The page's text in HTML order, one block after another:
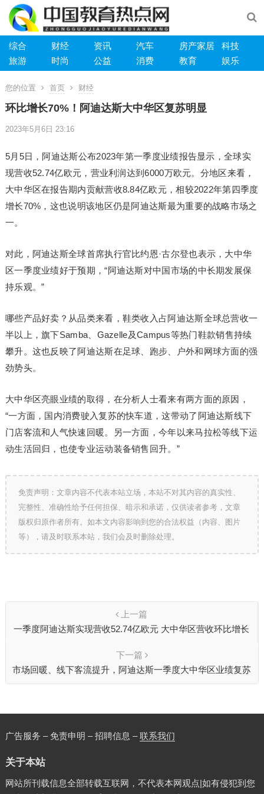
综合 财经 资讯 汽车 房产家居
科技
旅游
时尚 公益 消费 教育 娱乐
您的位置 首页 财经
环比增长70%！阿迪达斯大中华区复苏明显
2023年5月6日 23:16
5月5日，阿迪达斯公布2023年第一季度业绩报告显示，全球实
现营收52.74亿欧元，营业利润达到6000万欧元。分地区来看，
大中华区在报告期内贡献营收8.84亿欧元，相较2022年第四季度
增长70%，这也说明该地区仍是阿迪达斯最为重要的战略市场之
一。
对此，阿迪达斯全球首席执行官比约恩·古尔登也表示，大中华
区一季度业绩好于预期，“阿迪达斯对中国市场的中长期发展保
持乐观。”
哪些产品好卖？从品类来看，鞋类收入占阿迪达斯全球总营收一
半以上，旗下Samba、Gazelle及Campus等热门鞋款销售持续
攀升。这也反映了阿迪达斯在足球、跑步、户外和网球方面的强
劲势头。
大中华区亮眼业绩的取得，在分析人士看来有两方面的原因，
“一方面，国内消费驶入复苏的快车道，这带动了阿迪达斯线下
门店客流和人气快速回暖。另一方面，今年以来马拉松等线下运
动生活回归，也使专业运动装备销售回升。”
免责声明：文章内容不代表本站立场，本站不对其内容的真实性、
完整性、准确性给予任何担保、暗示和承诺，仅供读者参考，文章
版权归原作者所有。如本文内容影响到您的合法权益（内容、图片
等），请及时联系本站，我们会及时删除处理。
上一篇
一季度阿迪达斯实现营收52.74亿欧元 大中华区营收环比增长
下一篇
市场回暖、线下客流提升，阿迪达斯一季度大中华区业绩复苏
广告服务 – 免责申明 – 招聘信息 –联系我们
关于本站
网站所刊载信息全部转载互联网，不代表本网观点|如有侵犯到您